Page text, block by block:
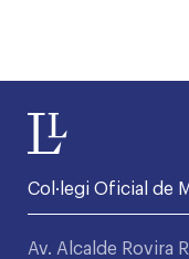
Col·legi Oficial de
Av. Alcalde Rovira